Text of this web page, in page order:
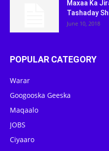
Maxaa Ka
Tashaday
June 10, 2018
POPULAR CATEGORY
Warar
Googooska Geeska
Maqaalo
JOBS
Ciyaaro